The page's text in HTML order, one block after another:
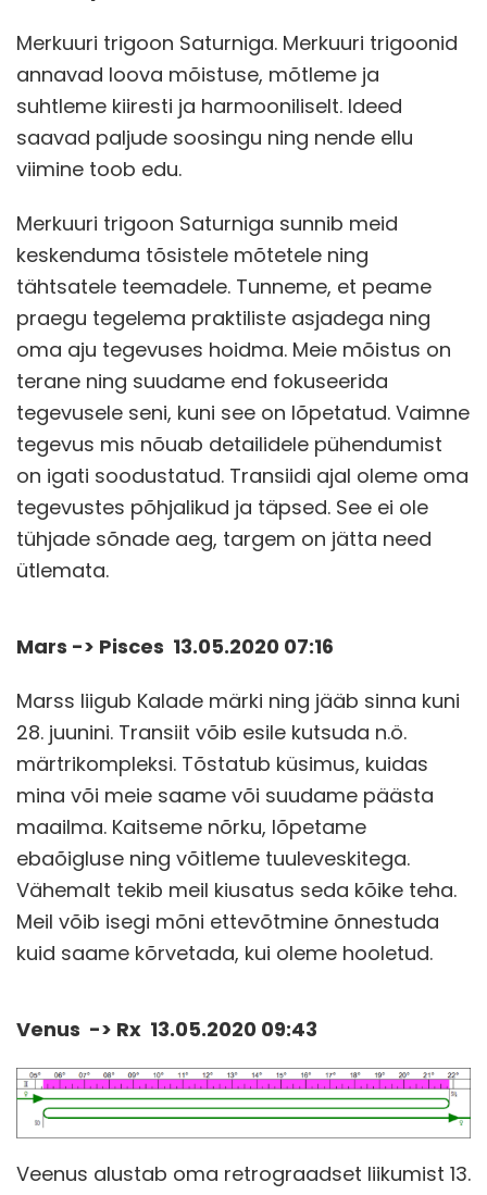
Merkuuri trigoon Saturniga. Merkuuri trigoonid
annavad loova mõistuse, mõtleme ja
suhtleme kiiresti ja harmooniliselt. Ideed
saavad paljude soosingu ning nende ellu
viimine toob edu.
Merkuuri trigoon Saturniga sunnib meid
keskenduma tõsistele mõtetele ning
tähtsatele teemadele. Tunneme, et peame
praegu tegelema praktiliste asjadega ning
oma aju tegevuses hoidma. Meie mõistus on
terane ning suudame end fokuseerida
tegevusele seni, kuni see on lõpetatud. Vaimne
tegevus mis nõuab detailidele pühendumist
on igati soodustatud. Transiidi ajal oleme oma
tegevustes põhjalikud ja täpsed. See ei ole
tühjade sõnade aeg, targem on jätta need
ütlemata.
Mars -> Pisces 13.05.2020 07:16
Marss liigub Kalade märki ning jääb sinna kuni
28. juunini. Transiit võib esile kutsuda n.ö.
märtrikompleksi. Tõstatub küsimus, kuidas
mina või meie saame või suudame päästa
maailma. Kaitseme nõrku, lõpetame
ebaõigluse ning võitleme tuuleveskitega.
Vähemalt tekib meil kiusatus seda kõike teha.
Meil võib isegi mõni ettevõtmine õnnestuda
kuid saame kõrvetada, kui oleme hooletud.
Venus -> Rx 13.05.2020 09:43
Veenus alustab oma retrograadset liikumist 13.